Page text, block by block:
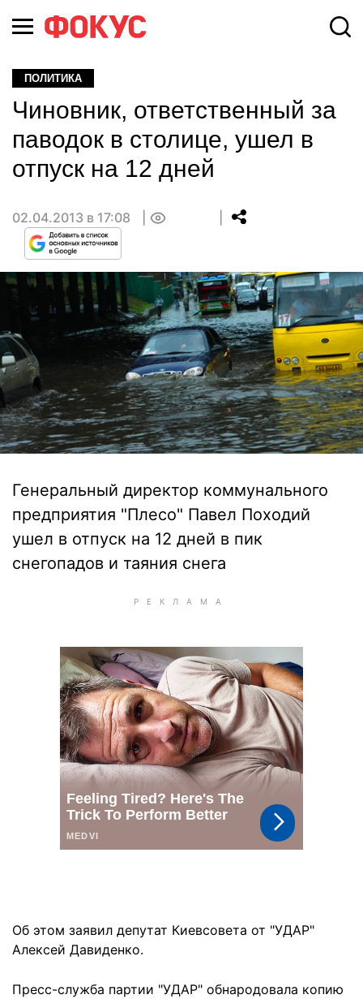
ПОЛИТИКА
Чиновник, ответственный за
паводок в столице, ушел в
отпуск на 12 дней
02.04.2013 в 17:08
Генеральный директор коммунального
предприятия "Плесо" Павел Походий
ушел в отпуск на 12 дней в пик
снегопадов и таяния снега
Об этом заявил депутат Киевсовета от "УДАР"
Алексей Давиденко.
Пресс-служба партии "УДАР" обнародовала копию